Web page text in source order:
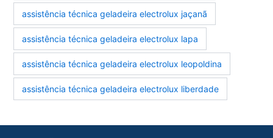
assistência técnica geladeira electrolux jaçanã
assistência técnica geladeira electrolux lapa
assistência técnica geladeira electrolux leopoldina
assistência técnica geladeira electrolux liberdade